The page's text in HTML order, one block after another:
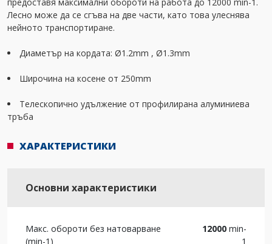
Лесно може да се сгъва на две части, като това улеснява
нейното транспортиране.
Диаметър на кордата: Ø1.2mm , Ø1.3mm
Широчина на косене от 250mm
Телескопично удължение от профилирана алуминиева
тръба
ХАРАКТЕРИСТИКИ
Основни характеристики
Макс. обороти без натоварване
(min-1)
12000 min-
1